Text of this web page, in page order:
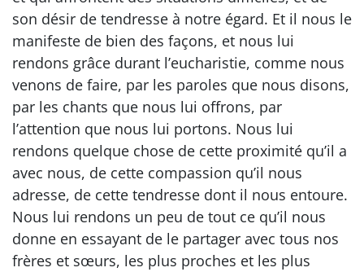
son désir de tendresse à notre égard. Et il nous le
manifeste de bien des façons, et nous lui
rendons grâce durant l’eucharistie, comme nous
venons de faire, par les paroles que nous disons,
par les chants que nous lui offrons, par
l’attention que nous lui portons. Nous lui
rendons quelque chose de cette proximité qu’il a
avec nous, de cette compassion qu’il nous
adresse, de cette tendresse dont il nous entoure.
Nous lui rendons un peu de tout ce qu’il nous
donne en essayant de le partager avec tous nos
frères et sœurs, les plus proches et les plus